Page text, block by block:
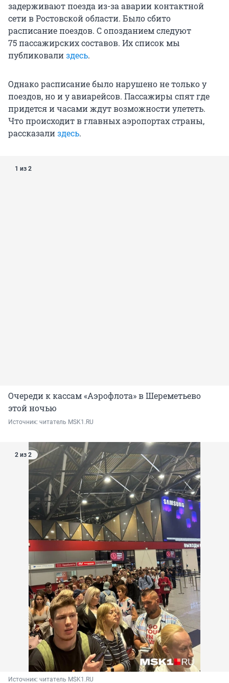
задерживают поезда из-за аварии контактной
сети в Ростовской области. Было сбито
расписание поездов. С опозданием следуют
75 пассажирскихсоставов. Их список мы
публиковализдесь.
Однако расписание было нарушено не только у
поездов, но и у авиарейсов. Пассажиры спят где
придется и часами ждут возможности улететь.
Что происходит в главных аэропортах страны,
рассказализдесь.
1 из 2
Очереди к кассам «Аэрофлота» в Шереметьево
этой ночью
Источник: читатель MSK1.RU
2 из 2
Источник: читатель MSK1.RU